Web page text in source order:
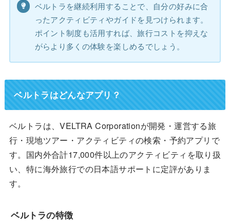
ベルトラを継続利用することで、自分の好みに合
ったアクティビティやガイドを見つけられます。
ポイント制度も活用すれば、旅行コストを抑えな
がらより多くの体験を楽しめるでしょう。
ベルトラはどんなアプリ？
ベルトラは、VELTRA Corporationが開発・運営する旅
行・現地ツアー・アクティビティの検索・予約アプリで
す。国内外合計17,000件以上のアクティビティを取り扱
い、特に海外旅行での日本語サポートに定評がありま
す。
ベルトラの特徴